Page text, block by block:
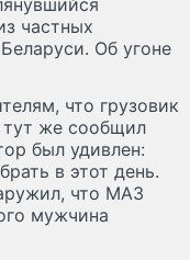
частных
Об угоне
что грузовик
тут же сообщил
был удивлен:
в этот день.
что МАЗ
мужчина